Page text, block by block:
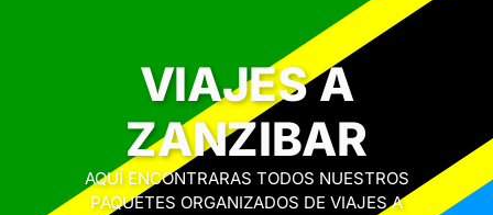
VIAJES A
ZANZIBAR
AQUÍ ENCONTRARAS TODOS NUESTROS
PAQUETES ORGANIZADOS DE VIAJES A